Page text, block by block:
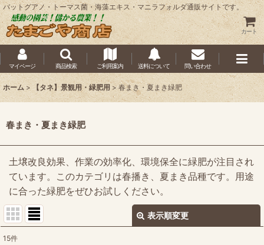
バットグアノ・トーマス菌・海藻エキス・マニラフォルダ通販サイトです。
カート
マイページ 商品検索 ご利用案内 送料について 問い合わせ
ホーム > 【タネ】景観用・緑肥用 > 春まき・夏まき緑肥
春まき・夏まき緑肥
土壌改良効果、作業の効率化、環境保全に緑肥が注目され
ています。このカテゴリは春播き、夏まき品種です。用途
に合った緑肥をぜひお試しください。
表示順変更
15件